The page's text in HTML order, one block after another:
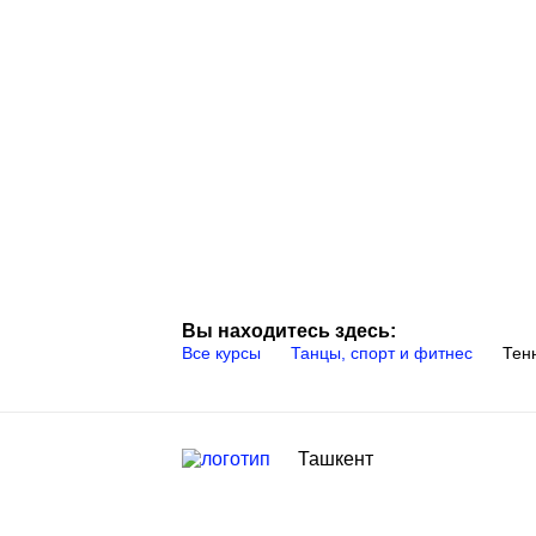
Вы находитесь здесь:
Все курсы Танцы, спорт и фитнес
Ташкент